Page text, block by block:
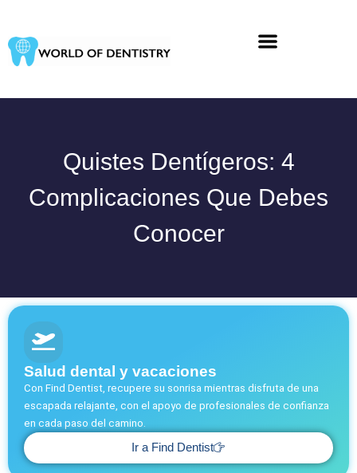
contenido
Quistes Dentígeros: 4
Complicaciones Que Debes
Conocer
Salud dental y vacaciones
Con Find Dentist, recupere su sonrisa mientras disfruta de una
escapada relajante, con el apoyo de profesionales de confianza
en cada paso del camino.
Ir a Find Dentist